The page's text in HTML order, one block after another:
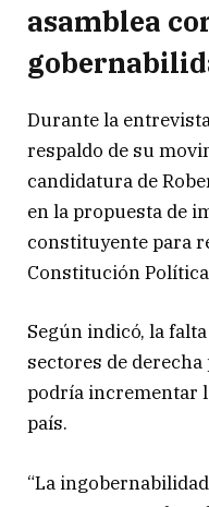
asamblea
Durante la
respaldo de su
candidatura de
en la propuesta de
constituyente para
Constitución
Según indicó, la
sectores de
podría incrementar
país.
“La